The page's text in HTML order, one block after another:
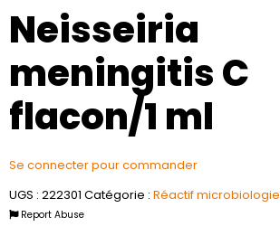
Neisseiria
meningitis C
flacon/1 ml
Se connecter pour commander
UGS : 222301 Catégorie : Réactif microbiologie
Report Abuse